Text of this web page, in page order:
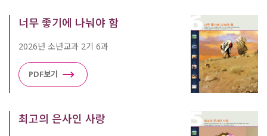
너무 좋기에 나눠야 함
2026년 소년교과 2기 6과
PDF보기
최고의 은사인 사랑